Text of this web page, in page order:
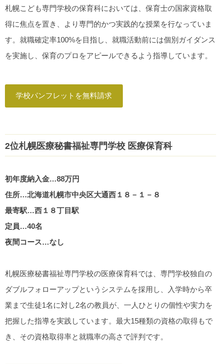
札幌こども専門学校の保育科においては、保育士の国家資格取
得に焦点を置き、より専門的かつ実践的な授業を行なっていま
す。就職確定率100%を目指し、就職活動前には個別ガイダンス
を実施し、保育のプロをアピールできるよう指導しています。
学校パンフレットを無料請求
2位札幌医療秘書福祉専門学校 医療保育科
初年度納入金…88万円
住所…北海道札幌市中央区大通西１８－１－８
最寄駅…西１８丁目駅
定員…40名
夜間コース…なし
札幌医療秘書福祉専門学校の医療保育科では、専門学校独自の
ダブルフォローアップというシステムを採用し、入学時から卒
業まで生徒1名に対し2名の教員が、一人ひとりの個性や実力を
把握した指導を実践しています。最大15種類の資格の取得もで
き、その資格取得率と就職率の高さで評判です。